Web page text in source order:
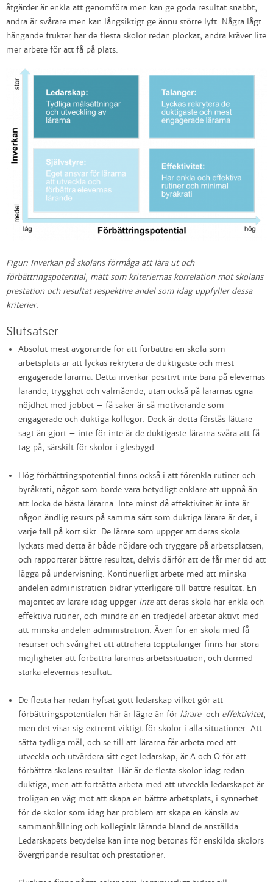
åtgärder är enkla att genomföra men kan ge goda resultat snabbt,
andra är svårare men kan långsiktigt ge ännu större lyft. Några lågt
hängande frukter har de flesta skolor redan plockat, andra kräver lite
mer arbete för att få på plats.
Figur: Inverkan på skolans förmåga att lära ut och
förbättringspotential, mätt som kriteriernas korrelation mot skolans
prestation och resultat respektive andel som idag uppfyller dessa
kriterier.
Slutsatser
Absolut mest avgörande för att förbättra en skola som
arbetsplats är att lyckas rekrytera de duktigaste och mest
engagerade lärarna. Detta inverkar positivt inte bara på elevernas
lärande, trygghet och välmående, utan också på lärarnas egna
nöjdhet med jobbet – få saker är så motiverande som
engagerade och duktiga kollegor. Dock är detta förstås lättare
sagt än gjort – inte för inte är de duktigaste lärarna svåra att få
tag på, särskilt för skolor i glesbygd.
Hög förbättringspotential finns också i att förenkla rutiner och
byråkrati, något som borde vara betydligt enklare att uppnå än
att locka de bästa lärarna. Inte minst då effektivitet är inte är
någon ändlig resurs på samma sätt som duktiga lärare är det, i
varje fall på kort sikt. De lärare som uppger att deras skola
lyckats med detta är både nöjdare och tryggare på arbetsplatsen,
och rapporterar bättre resultat, delvis därför att de får mer tid att
lägga på undervisning. Kontinuerligt arbete med att minska
andelen administration bidrar ytterligare till bättre resultat. En
majoritet av lärare idag uppger inteatt deras skola har enkla och
effektiva rutiner, och mindre än en tredjedel arbetar aktivt med
att minska andelen administration. Även för en skola med få
resurser och svårighet att attrahera topptalanger finns här stora
möjligheter att förbättra lärarnas arbetssituation, och därmed
stärka elevernas resultat.
De flesta har redan hyfsat gott ledarskap vilket gör att
förbättringspotentialen här är lägre än för lärare och effektivitet,
men det visar sig extremt viktigt för skolor i alla situationer. Att
sätta tydliga mål, och se till att lärarna får arbeta med att
utveckla och utvärdera sitt eget ledarskap, är A och O för att
förbättra skolans resultat. Här är de flesta skolor idag redan
duktiga, men att fortsätta arbeta med att utveckla ledarskapet är
troligen en väg mot att skapa en bättre arbetsplats, i synnerhet
för de skolor som idag har problem att skapa en känsla av
sammanhållning och kollegialt lärande bland de anställda.
Ledarskapets betydelse kan inte nog betonas för enskilda skolors
övergripande resultat och prestationer.